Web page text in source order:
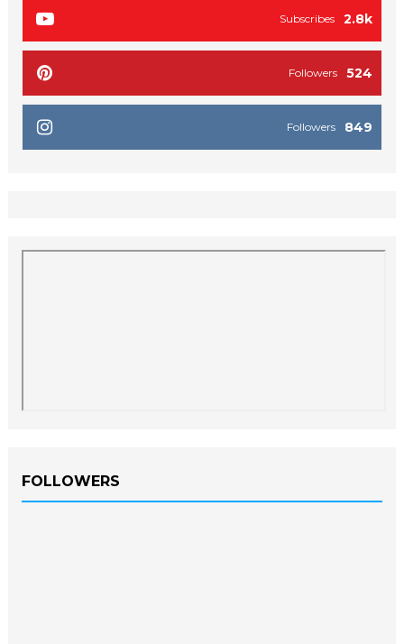
2.8k
Subscribes
524
Followers
849
Followers
FOLLOWERS